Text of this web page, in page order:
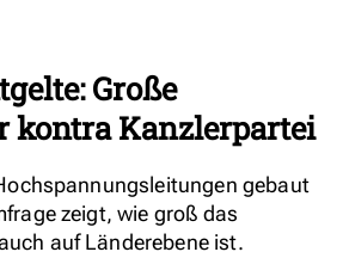
Große
kontra Kanzlerpartei
gebaut
zeigt, wie groß das
auf Länderebene ist.